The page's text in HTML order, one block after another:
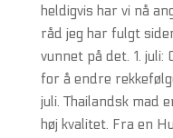
heldigvis har vi nå
råd jeg har fulgt
vunnet på det. 1.
for å endre
juli. Thailandsk mad
høj kvalitet. Fra en